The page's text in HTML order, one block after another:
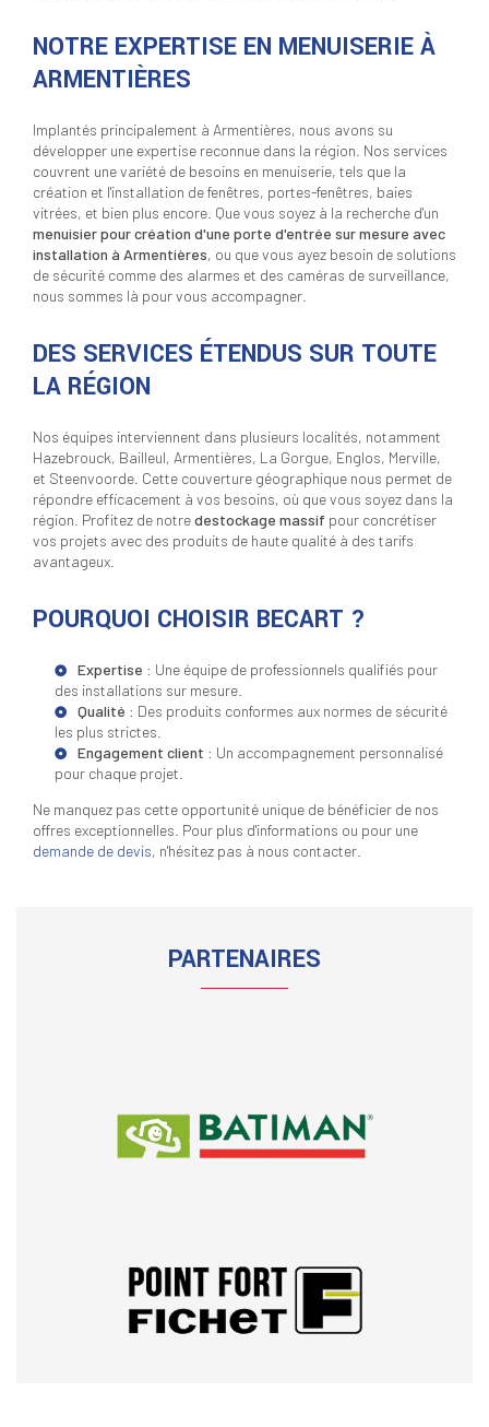
NOTRE EXPERTISE EN MENUISERIE À
ARMENTIÈRES
Implantés principalement à Armentières, nous avons su
développer une expertise reconnue dans la région. Nos services
couvrent une variété de besoins en menuiserie, tels que la
création et l'installation de fenêtres, portes-fenêtres, baies
vitrées, et bien plus encore. Que vous soyez à la recherche d'un
menuisier pour création d'une porte d'entrée sur mesure avec
installation à Armentières, ou que vous ayez besoin de solutions
de sécurité comme des alarmes et des caméras de surveillance,
nous sommes là pour vous accompagner.
DES SERVICES ÉTENDUS SUR TOUTE
LA RÉGION
Nos équipes interviennent dans plusieurs localités, notamment
Hazebrouck, Bailleul, Armentières, La Gorgue, Englos, Merville,
et Steenvoorde. Cette couverture géographique nous permet de
répondre efficacement à vos besoins, où que vous soyez dans la
région. Profitez de notredestockage massif pour concrétiser
vos projets avec des produits de haute qualité à des tarifs
avantageux.
POURQUOI CHOISIR BECART ?
Expertise : Une équipe de professionnels qualifiés pour
des installations sur mesure.
Qualité : Des produits conformes aux normes de sécurité
les plus strictes.
Engagement client : Un accompagnement personnalisé
pour chaque projet.
Ne manquez pas cette opportunité unique de bénéficier de nos
offres exceptionnelles. Pour plus d'informations ou pour une
demande de devis, n'hésitez pas à nous contacter.
PARTENAIRES